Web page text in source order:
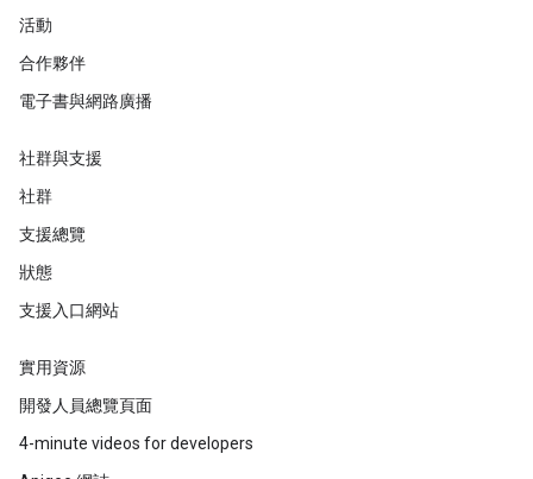
活動
合作夥伴
電子書與網路廣播
社群與支援
社群
支援總覽
狀態
支援入口網站
實用資源
開發人員總覽頁面
4-minute videos for developers